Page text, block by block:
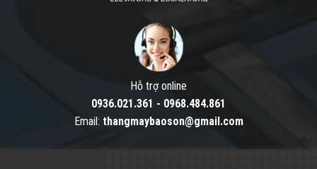
Hỗ trợ online
0936.021.361 - 0968.484.861
Email: thangmaybaoson@gmail.com